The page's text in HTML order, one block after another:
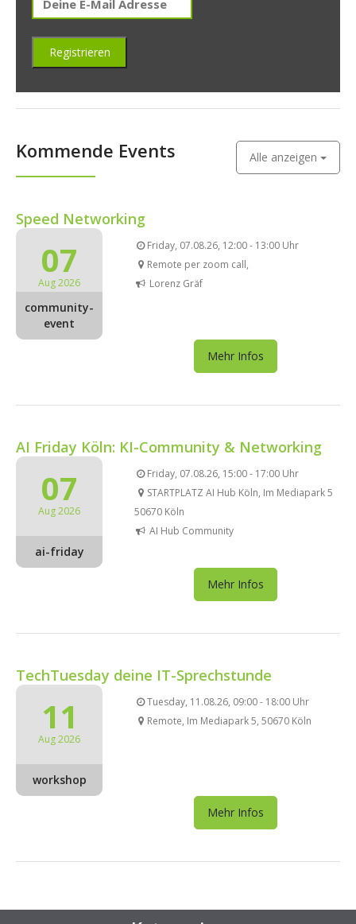
Kommende Events Alle anzeigen
Speed Networking
07
Aug 2026
community-
event
Friday, 07.08.26, 12:00 - 13:00 Uhr
Remote per zoom call,
Lorenz Gräf
Mehr Infos
AI Friday Köln: KI-Community & Networking
07
Aug 2026
ai-friday
Friday, 07.08.26, 15:00 - 17:00 Uhr
STARTPLATZ AI Hub Köln, Im Mediapark 5
50670 Köln
AI Hub Community
Mehr Infos
TechTuesday deine IT-Sprechstunde
11
Aug 2026
workshop
Tuesday, 11.08.26, 09:00 - 18:00 Uhr
Remote, Im Mediapark 5, 50670 Köln
Mehr Infos